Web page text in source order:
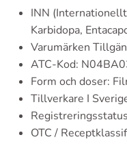
INN
Karbidopa,
Varumärken
ATC-Kod:
Form och doser:
Tillverkare I
OTC /